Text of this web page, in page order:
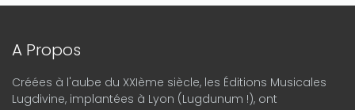
A Propos
Créées à l'aube du XXIème siècle, les Éditions Musicales
Lugdivine, implantées à Lyon (Lugdunum !), ont